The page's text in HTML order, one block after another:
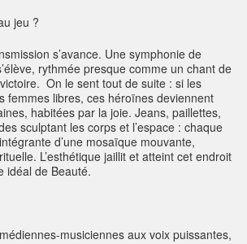
jeu ?
s’avance. Une symphonie de
rythmée presque comme un chant de
On le sent tout de suite : si les
femmes libres, ces héroïnes deviennent
habitées par la joie. Jeans, paillettes,
sculptant les corps et l’espace : chaque
d’une mosaïque mouvante,
L’esthétique jaillit et atteint cet endroit
idéal de Beauté.
musiciennes aux voix puissantes,